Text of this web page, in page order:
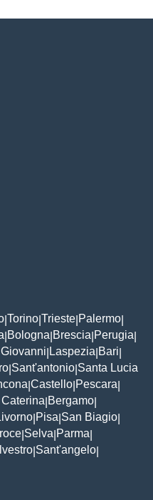
Torino Trieste Palermo
Bologna Brescia Perugia
Laspezia Bari
Sant'antonio Santa Lucia
Castello Pescara
Bergamo
Pisa San Biagio
Selva Parma
Sant'angelo